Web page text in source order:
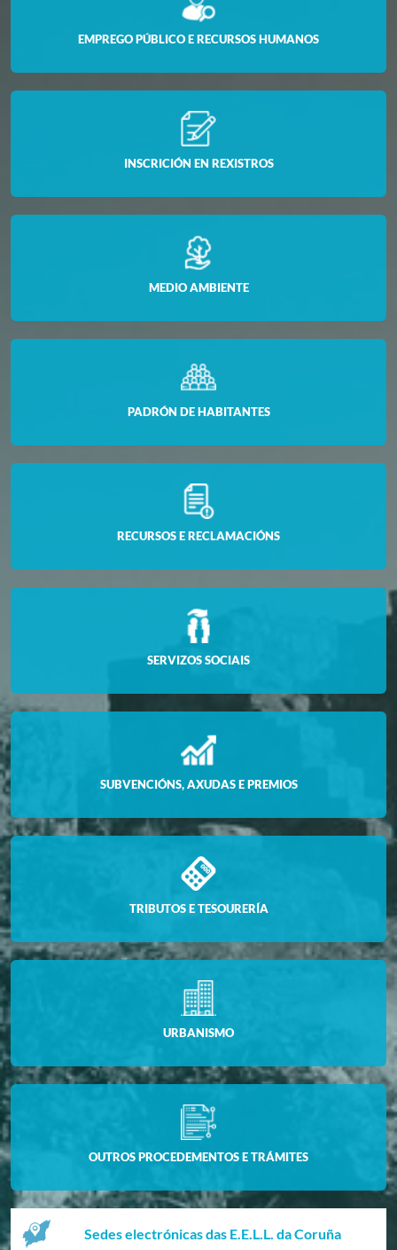
EMPREGO PÚBLICO E RECURSOS HUMANOS
INSCRICIÓN EN REXISTROS
MEDIO AMBIENTE
PADRÓN DE HABITANTES
RECURSOS E RECLAMACIÓNS
SERVIZOS SOCIAIS
SUBVENCIÓNS, AXUDAS E PREMIOS
TRIBUTOS E TESOURERÍA
URBANISMO
OUTROS PROCEDEMENTOS E TRÁMITES
Sedes electrónicas das E.E.L.L. da Coruña